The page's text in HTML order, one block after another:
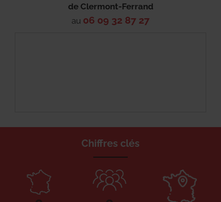
de Clermont-Ferrand
au 06 09 32 87 27
Chiffres clés